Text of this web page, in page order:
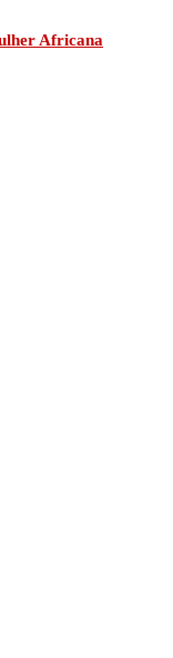
Africana